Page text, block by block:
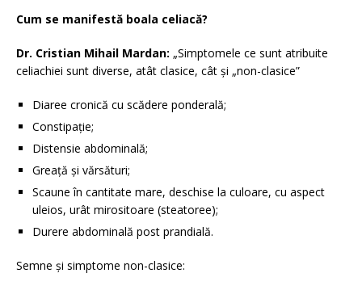
Cum se manifestă boala celiacă?
Dr. Cristian Mihail Mardan: „Simptomele ce sunt atribuite
celiachiei sunt diverse, atât clasice, cât și „non-clasice”
Diaree cronică cu scădere ponderală;
Constipație;
Distensie abdominală;
Greață și vărsături;
Scaune în cantitate mare, deschise la culoare, cu aspect
uleios, urât mirositoare (steatoree);
Durere abdominală post prandială.
Semne și simptome non-clasice: